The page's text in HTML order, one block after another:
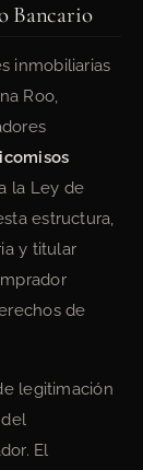
Bancario
inmobiliarias
Roo,
la Ley de
estructura,
y titular
de
legitimación
El